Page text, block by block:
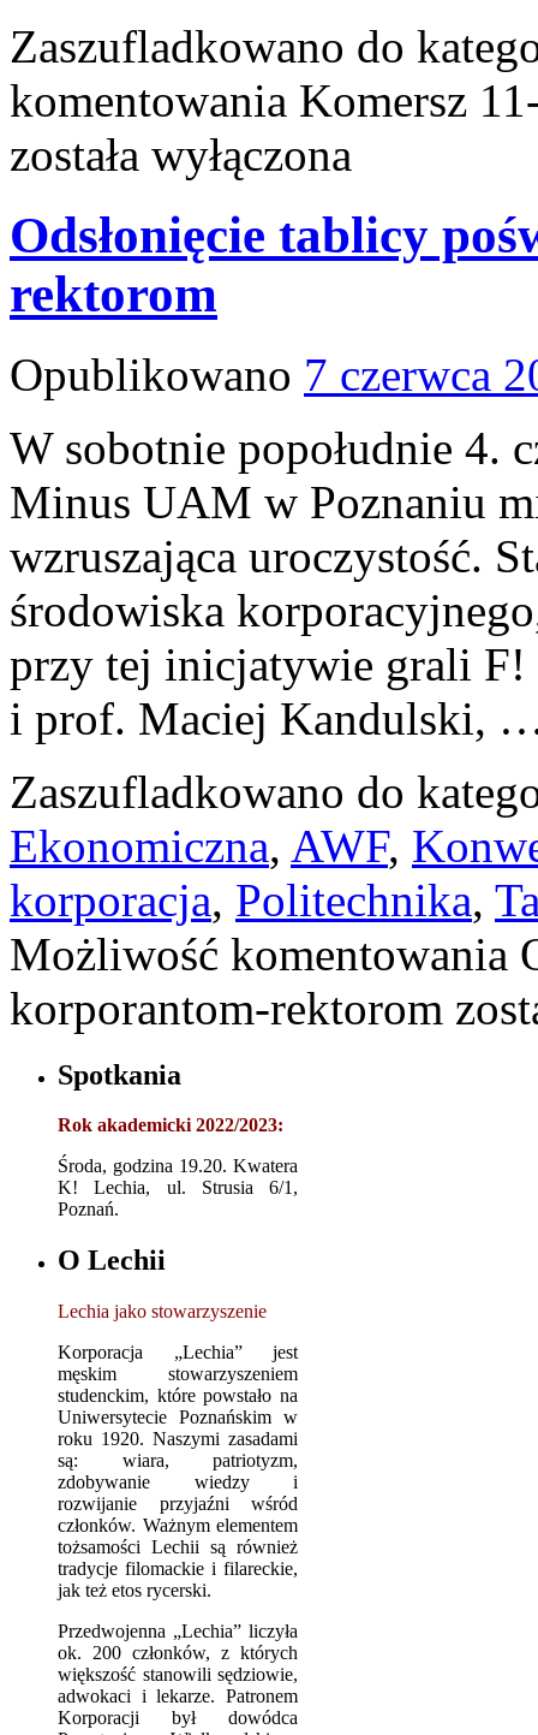
Zaszufladkowano do
komentowania Komersz
została wyłączona
Odsłonięcie tablicy
rektorom
Opublikowano 7 czerwca
W sobotnie popołudnie 4.
Minus UAM w Poznaniu
wzruszająca uroczystość.
środowiska
przy tej inicjatywie grali
i prof. Maciej Kandulski,
Zaszufladkowano do
Ekonomiczna, AWF,
korporacja, Politechnika,
Możliwość komentowania
korporantom-rektorom
Spotkania
Rok akademicki 2022/2023:
Środa, godzina 19.20. Kwatera
K! Lechia, ul. Strusia 6/1,
Poznań.
O Lechii
Lechia jako stowarzyszenie
Korporacja „Lechia” jest
męskim stowarzyszeniem
studenckim, które powstało na
Uniwersytecie Poznańskim w
roku 1920. Naszymi zasadami
są: wiara, patriotyzm,
zdobywanie wiedzy i
rozwijanie przyjaźni wśród
członków. Ważnym elementem
tożsamości Lechii są również
tradycje filomackie i filareckie,
jak też etos rycerski.
Przedwojenna „Lechia” liczyła
ok. 200 członków, z których
większość stanowili sędziowie,
adwokaci i lekarze. Patronem
Korporacji był dowódca